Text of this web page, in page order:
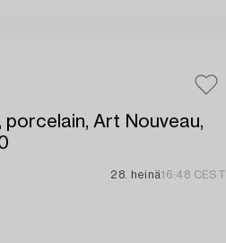
porcelain, Art Nouveau,
28. heinä16:48 CEST